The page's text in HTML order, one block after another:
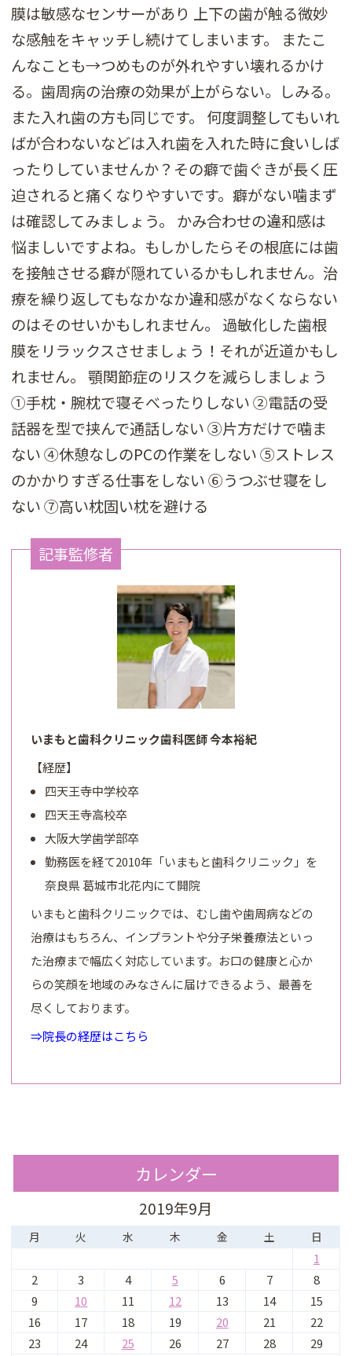
膜は敏感なセンサーがあり 上下の歯が触る微妙
な感触をキャッチし続けてしまいます。 またこ
んなことも→つめものが外れやすい壊れるかけ
る。歯周病の治療の効果が上がらない。しみる。
また入れ歯の方も同じです。 何度調整してもいれ
ばが合わないなどは入れ歯を入れた時に食いしば
ったりしていませんか？その癖で歯ぐきが長く圧
迫されると痛くなりやすいです。癖がない噛まず
は確認してみましょう。 かみ合わせの違和感は
悩ましいですよね。もしかしたらその根底には歯
を接触させる癖が隠れているかもしれません。治
療を繰り返してもなかなか違和感がなくならない
のはそのせいかもしれません。 過敏化した歯根
膜をリラックスさせましょう！それが近道かもし
れません。 顎関節症のリスクを減らしましょう
①手枕・腕枕で寝そべったりしない ②電話の受
話器を型で挟んで通話しない ③片方だけで噛ま
ない ④休憩なしのPCの作業をしない ⑤ストレス
のかかりすぎる仕事をしない ⑥うつぶせ寝をし
ない ⑦高い枕固い枕を避ける
記事監修者
いまもと歯科クリニック歯科医師 今本裕紀
【経歴】
四天王寺中学校卒
四天王寺高校卒
大阪大学歯学部卒
勤務医を経て2010年「いまもと歯科クリニック」を
奈良県 葛城市北花内にて開院
いまもと歯科クリニックでは、むし歯や歯周病などの
治療はもちろん、インプラントや分子栄養療法といっ
た治療まで幅広く対応しています。お口の健康と心か
らの笑顔を地域のみなさんに届けできるよう、最善を
尽くしております。
⇒院長の経歴はこちら
カレンダー
2019年9月
月 火 水 木 金 土 日
1
2
3 4 5 6 7
8
9
10 11 12 13 14
15
16
17 18 19 20 21
22
23
24 25 26 27 28
29